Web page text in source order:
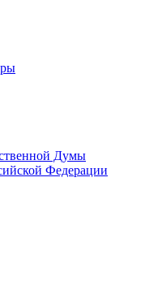
Думы
Федерации